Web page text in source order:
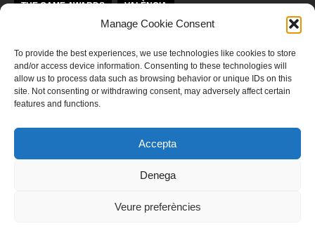
Manage Cookie Consent
To provide the best experiences, we use technologies like cookies to store
and/or access device information. Consenting to these technologies will
allow us to process data such as browsing behavior or unique IDs on this
site. Not consenting or withdrawing consent, may adversely affect certain
features and functions.
Accepta
Denega
Veure preferències
THE GAME AWARDS VALÈNCIA
LLICÈNCIA KREA KOMUNAĴO
Aquesta obra està subjecta a una llicència deReconeixement-
NoComercial-SenseObraDerivada 4.0 Internacional de Krea Komunaĵo
‍Llegeix ací la nostra política de privadesa